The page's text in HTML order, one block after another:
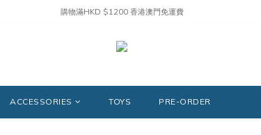
購物滿HKD $1200 香港澳門免運費
ACCESSORIES TOYS PRE-ORDER